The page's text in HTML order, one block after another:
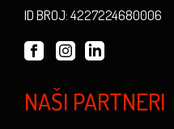
ID BROJ: 4227224680006
NAŠI PARTNERI